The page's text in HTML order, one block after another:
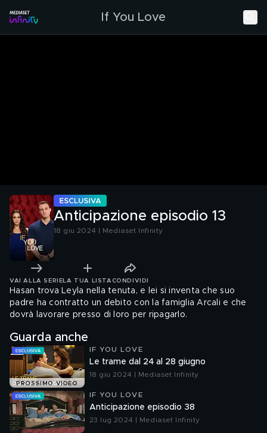
If You Love
Anticipazione episodio 13
18 giu 2024 | Mediaset Infinity
VAI ALLA SERIE LA TUA LISTA CONDIVIDI
Hasan trova Leyla nella tenuta, e lei si inventa che suo
padre ha contratto un debito con la famiglia Arcali e che
dovrà lavorare presso di loro per ripagarlo.
Guarda anche
PROSSIMO VIDEO
IF YOU LOVE
Le trame dal 24 al 28 giugno
18 giu 2024 | Mediaset Infinity
IF YOU LOVE
Anticipazione episodio 38
23 lug 2024 | Mediaset Infinity